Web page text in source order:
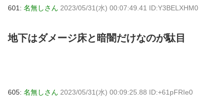
601: 名無しさん 2023/05/31(水) 00:07:49.41 ID:Y3BELXHM0
地下はダメージ床と暗闇だけなのが駄目
605: 名無しさん 2023/05/31(水) 00:09:25.88 ID:+61pFRIe0